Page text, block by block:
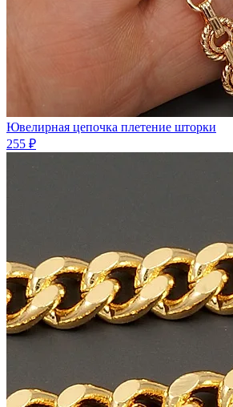
Ювелирная цепочка плетение шторки
255 ₽